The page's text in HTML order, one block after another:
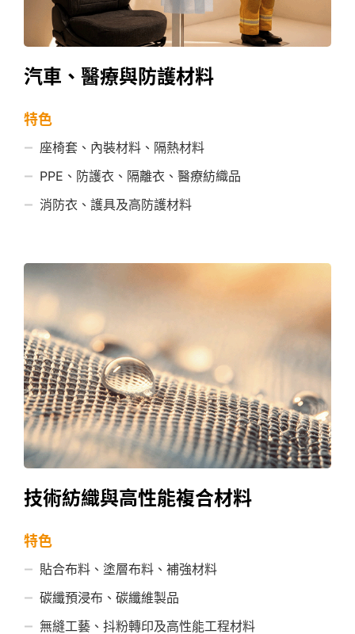
汽車、醫療與防護材料
特色
座椅套、內裝材料、隔熱材料
PPE、防護衣、隔離衣、醫療紡織品
消防衣、護具及高防護材料
技術紡織與高性能複合材料
特色
貼合布料、塗層布料、補強材料
碳纖預浸布、碳纖維製品
無縫工藝、抖粉轉印及高性能工程材料